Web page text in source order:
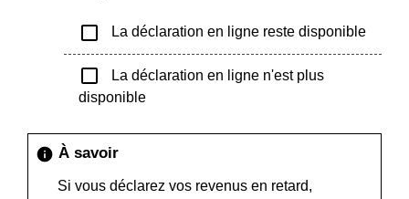
check_box_outline_blank La déclaration en ligne reste disponible
check_box_outline_blank
La déclaration en ligne n'est plus
disponible
info À savoir
Si vous déclarez vos revenus en retard,